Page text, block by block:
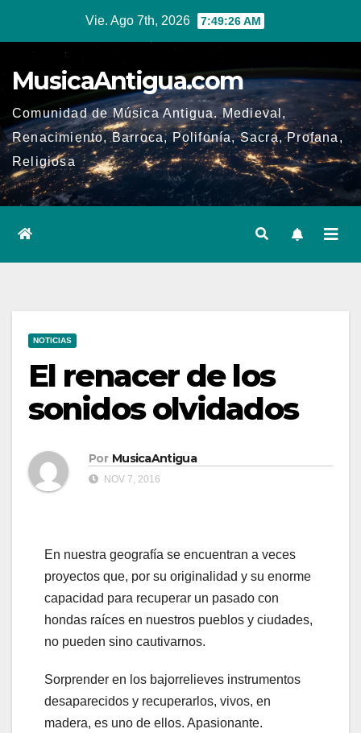
Vie. Ago 7th, 2026 7:49:27 AM
MusicaAntigua.com
Comunidad de Música Antigua. Medieval,
Renacimiento, Barroca, Polifonía, Sacra, Profana,
Religiosa
NOTICIAS
El renacer de los
sonidos olvidados
Por MusicaAntigua
NOV 7, 2016
En nuestra geografía se encuentran a veces
proyectos que, por su originalidad y su enorme
capacidad para recuperar un pasado con
hondas raíces en nuestros pueblos y ciudades,
no pueden sino cautivarnos.
Sorprender en los bajorrelieves instrumentos
desaparecidos y recuperarlos, vivos, en
madera, es uno de ellos. Apasionante.